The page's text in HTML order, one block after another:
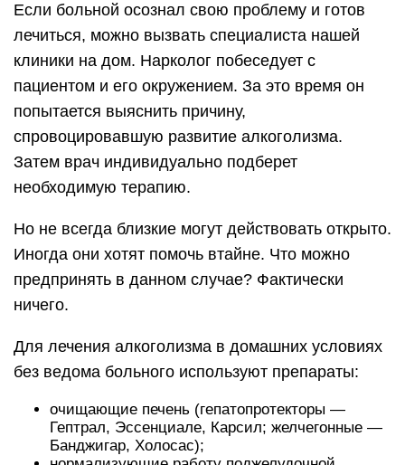
Если больной осознал свою проблему и готов
лечиться, можно вызвать специалиста нашей
клиники на дом. Нарколог побеседует с
пациентом и его окружением. За это время он
попытается выяснить причину,
спровоцировавшую развитие алкоголизма.
Затем врач индивидуально подберет
необходимую терапию.
Но не всегда близкие могут действовать открыто.
Иногда они хотят помочь втайне. Что можно
предпринять в данном случае? Фактически
ничего.
Для лечения алкоголизма в домашних условиях
без ведома больного используют препараты:
очищающие печень (гепатопротекторы —
Гептрал, Эссенциале, Карсил; желчегонные —
Банджигар, Холосас);